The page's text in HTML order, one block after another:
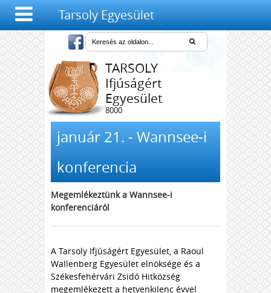
Tarsoly Egyesület
TARSOLY
Ifjúságért
Egyesület
8000
Székesfehérvár,
január 21. - Wannsee-i
konferencia
Megemlékeztünka Wannsee-i
konferenciáról
A Tarsoly Ifjúságért Egyesület, a Raoul
Wallenberg Egyesület elnöksége és a
Székesfehérvári Zsidó Hitközség
megemlékezett a hetvenkilenc évvel